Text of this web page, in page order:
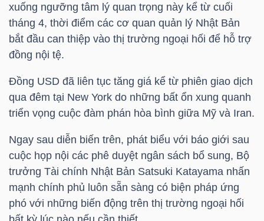
xuống ngưỡng tâm lý quan trọng này kể từ cuối
tháng 4, thời điểm các cơ quan quản lý Nhật Bản
bắt đầu can thiệp vào thị trường ngoại hối để hỗ trợ
đồng nội tệ.
Đồng USD đã liên tục tăng giá kể từ phiên giao dịch
qua đêm tại New York do những bất ổn xung quanh
triển vọng cuộc đàm phán hòa bình giữa Mỹ và Iran.
Ngay sau diễn biến trên, phát biểu với báo giới sau
cuộc họp nội các phê duyệt ngân sách bổ sung, Bộ
trưởng Tài chính Nhật Bản Satsuki Katayama nhấn
mạnh chính phủ luôn sẵn sàng có biện pháp ứng
phó với những biến động trên thị trường ngoại hối
THẾ
GIỚI
ĐÔNG
DƯƠNG
TÀI
CHÍNH
CÁ
NHÂN